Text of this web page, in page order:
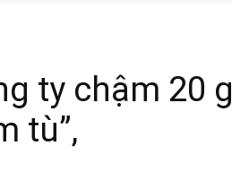
ty chậm 20
tù”,